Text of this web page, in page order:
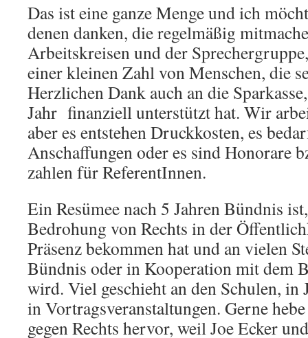
Das ist eine ganze Menge und ich
denen danken, die regelmäßig
Arbeitskreisen und der
einer kleinen Zahl von Menschen, die
Herzlichen Dank auch an die
Jahr finanziell unterstützt hat. Wir
aber es entstehen Druckkosten, es
Anschaffungen oder es sind Honorare
zahlen für ReferentInnen.
Ein Resümee nach 5 Jahren Bündnis
Bedrohung von Rechts in der
Präsenz bekommen hat und an vielen
Bündnis oder in Kooperation mit dem
wird. Viel geschieht an den Schulen, in
in Vortragsveranstaltungen. Gerne
gegen Rechts hervor, weil Joe Ecker